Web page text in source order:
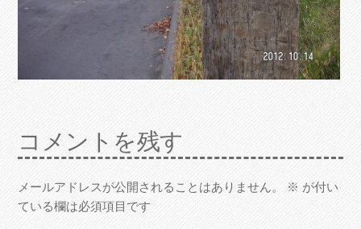
コメントを残す
メールアドレスが公開されることはありません。 ※ が付い
ている欄は必須項目です